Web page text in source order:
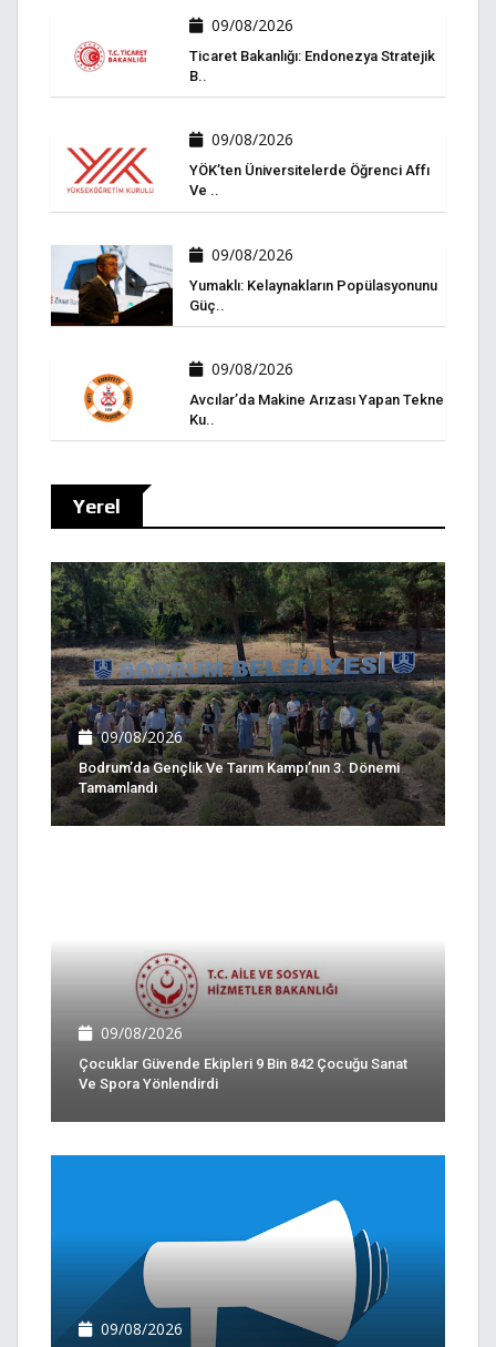
09/08/2026
Ticaret Bakanlığı: Endonezya Stratejik
B..
09/08/2026
YÖK’ten Üniversitelerde Öğrenci Affı
Ve ..
09/08/2026
Yumaklı: Kelaynakların Popülasyonunu
Güç..
09/08/2026
Avcılar’da Makine Arızası Yapan Tekne
Ku..
Yerel
09/08/2026
Bodrum’da Gençlik Ve Tarım Kampı’nın 3. Dönemi
Tamamlandı
09/08/2026
Çocuklar Güvende Ekipleri 9 Bin 842 Çocuğu Sanat
Ve Spora Yönlendirdi
09/08/2026